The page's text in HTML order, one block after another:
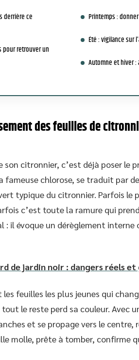
derrière ce
pour retrouver un
Printemps :
Été : vigilance sur
Automne et hiver
des feuilles de
citronnier, c’est déjà poser le
fameuse chlorose, se traduit par
typique du citronnier. Parfois le
c’est toute la ramure qui
: il évoque un dérèglement interne
de jardin noir : dangers réels
feuilles les plus jeunes qui
le reste perd sa couleur. Avec
et se propage vers le centre,
molle, prête à tomber, confirme